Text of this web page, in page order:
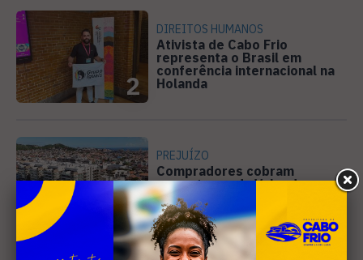
2
DIREITOS HUMANOS
Ativista de Cabo Frio
representa o Brasil em
conferência internacional na
Holanda
3
PREJUÍZO
Compradores cobram
cronograma da Volendam e
pedem ação do MP por obra
parada em Arraial